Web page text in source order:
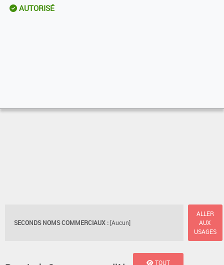
AUTORISÉ
SECONDS NOMS COMMERCIAUX : [Aucun]
ALLER
AUX
USAGES
TOUT